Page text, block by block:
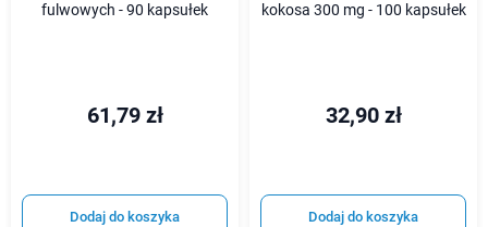
fulwowych - 90 kapsułek
61,79 zł
Dodaj do koszyka
kokosa 300 mg - 100 kapsułek
32,90 zł
Dodaj do koszyka